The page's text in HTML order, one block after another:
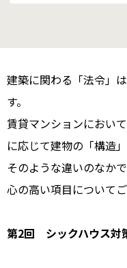
建築に関わる「法令」
す。
賃貸マンションにおい
に応じて建物の「構造
そのような違いのなか
心の高い項目について
第2回 シックハウス対